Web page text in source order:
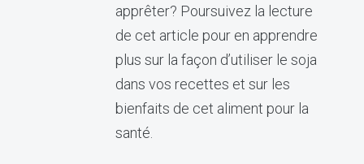
apprêter? Poursuivez la lecture
de cet article pour en apprendre
plus sur la façon d’utiliser le soja
dans vos recettes et sur les
bienfaits de cet aliment pour la
santé.